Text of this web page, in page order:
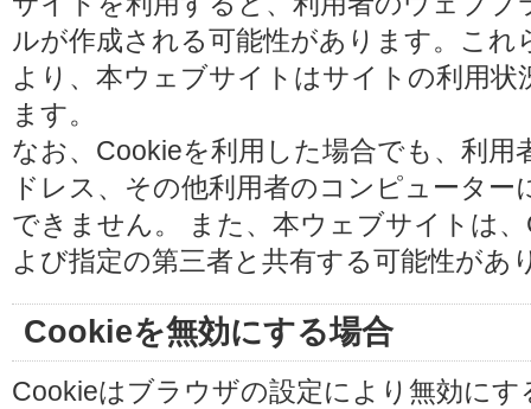
ルが作成される可能性があります。こ
より、本ウェブサイトはサイトの利用
ます。
なお、Cookieを利用した場合でも、利用
ドレス、その他利用者のコンピュータ
できません。 また、本ウェブサイトは
よび指定の第三者と共有する可能性があ
Cookieを無効にする場合
Cookieはブラウザの設定により無効に